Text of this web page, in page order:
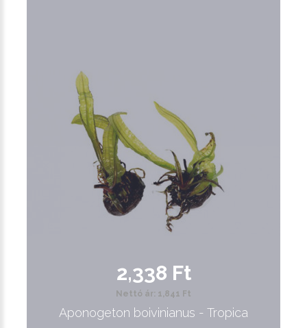
2,338 Ft
Nettó ár: 1,841 Ft
Aponogeton boivinianus - Tropica